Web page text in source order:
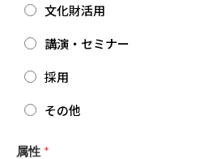
文化財活用
講演・セミナー
採用
その他
属性 *